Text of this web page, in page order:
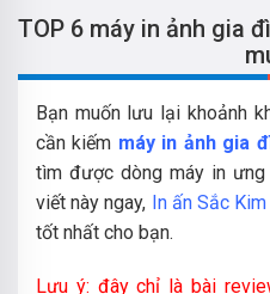
TOP 6 máy in ảnh gia
Bạn muốn lưu lại khoảnh
cần kiếm máy in ảnh gia
tìm được dòng máy in
viết này ngay, In ấn Sắc Kim
tốt nhất cho bạn.
Lưu ý: đây chỉ là bài